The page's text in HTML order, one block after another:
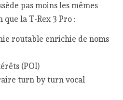
pas moins les mêmes
que la T-Rex 3 Pro :
routable enrichie de noms
(POI)
turn by turn vocal